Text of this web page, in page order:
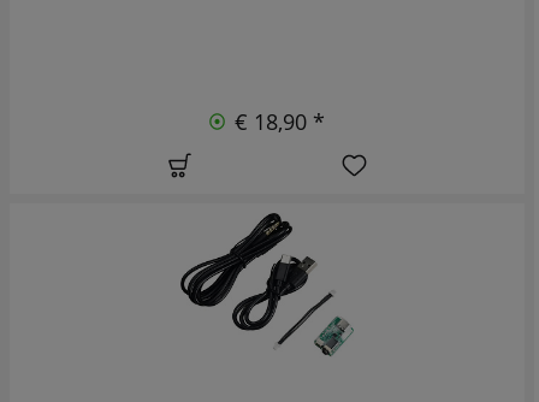
€ 18,90 *